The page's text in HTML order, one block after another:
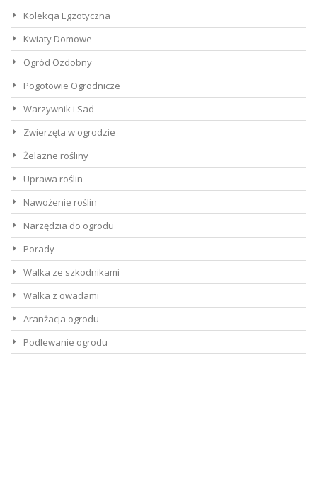
Kolekcja Egzotyczna
Kwiaty Domowe
Ogród Ozdobny
Pogotowie Ogrodnicze
Warzywnik i Sad
Zwierzęta w ogrodzie
Żelazne rośliny
Uprawa roślin
Nawożenie roślin
Narzędzia do ogrodu
Porady
Walka ze szkodnikami
Walka z owadami
Aranżacja ogrodu
Podlewanie ogrodu